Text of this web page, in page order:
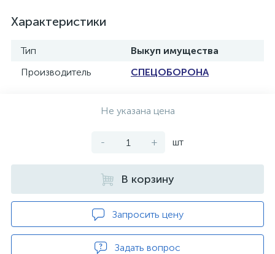
Характеристики
Тип
Выкуп имущества
Производитель
СПЕЦОБОРОНА
Не указана цена
- + шт
В корзину
Запросить цену
Задать вопрос